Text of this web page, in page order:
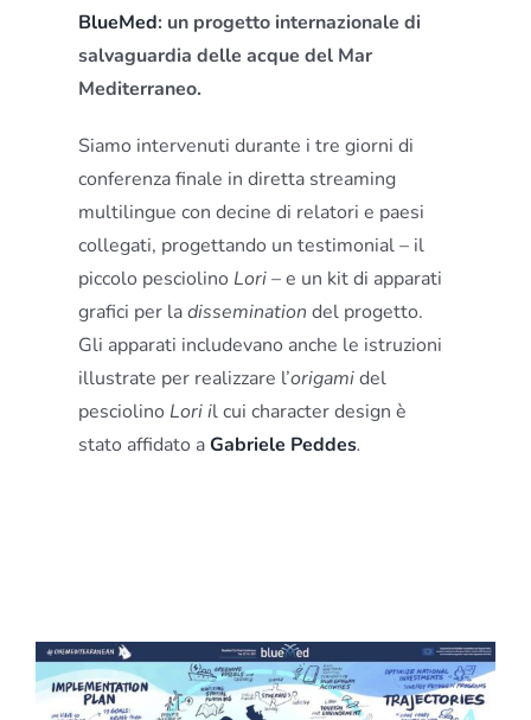
BlueMed: un progetto internazionale di
salvaguardia delle acque del Mar
Mediterraneo.
Siamo intervenuti durante i tre giorni di
conferenza finale in diretta streaming
multilingue con decine di relatori e paesi
collegati, progettando un testimonial – il
piccolo pesciolino Lori– e un kit di apparati
grafici per ladissemination del progetto.
Gli apparati includevano anche le istruzioni
illustrate per realizzare l’origamidel
pesciolino Lori il cui character design è
stato affidato aGabriele Peddes.